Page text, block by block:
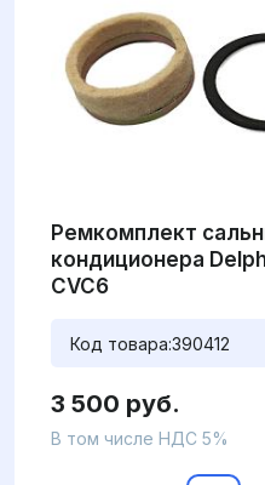
Ремкомплект
кондиционера
CVC6
Код товара:390412
3 500 руб.
В том числе НДС 5%